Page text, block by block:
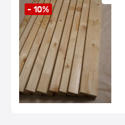
- 10%